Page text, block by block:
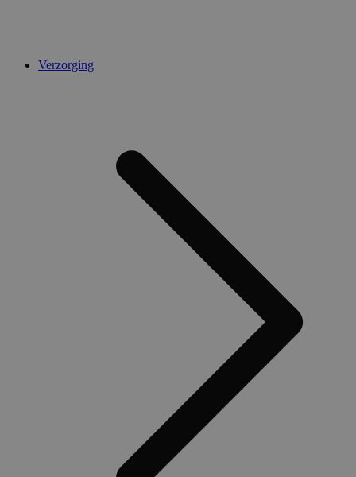
Verzorging